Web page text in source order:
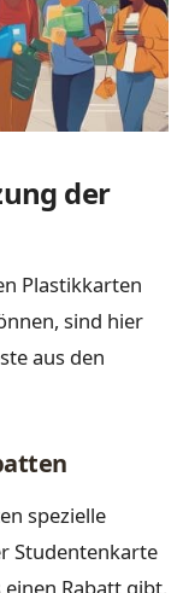
der
Plastikkarten
sind hier
aus den
spezielle
Studentenkarte